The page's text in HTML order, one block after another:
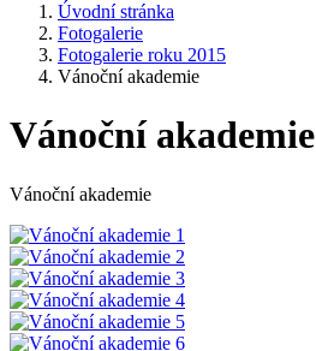
Úvodní stránka
Fotogalerie
Fotogalerie roku 2015
Vánoční akademie
Vánoční akademie
Vánoční akademie